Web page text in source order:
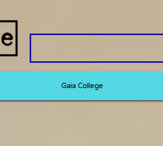
Gaia College